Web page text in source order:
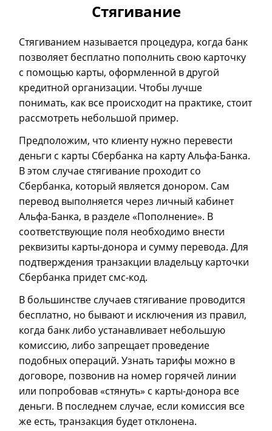
Стягивание
Стягиванием называется процедура, когда банк
позволяет бесплатно пополнить свою карточку
с помощью карты, оформленной в другой
кредитной организации. Чтобы лучше
понимать, как все происходит на практике, стоит
рассмотреть небольшой пример.
Предположим, что клиенту нужно перевести
деньги с карты Сбербанка на карту Альфа-Банка.
В этом случае стягивание проходит со
Сбербанка, который является донором. Сам
перевод выполняется через личный кабинет
Альфа-Банка, в разделе «Пополнение». В
соответствующие поля необходимо внести
реквизиты карты-донора и сумму перевода. Для
подтверждения транзакции владельцу карточки
Сбербанка придет смс-код.
В большинстве случаев стягивание проводится
бесплатно, но бывают и исключения из правил,
когда банк либо устанавливает небольшую
комиссию, либо запрещает проведение
подобных операций. Узнать тарифы можно в
договоре, позвонив на номер горячей линии
или попробовав «стянуть» с карты-донора все
деньги. В последнем случае, если комиссия все
же есть, транзакция будет отклонена.